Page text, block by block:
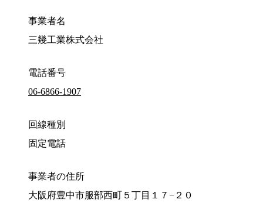
事業者名
三幾工業株式会社
電話番号
06-6866-1907
回線種別
固定電話
事業者の住所
大阪府豊中市服部西町５丁目１７−２０